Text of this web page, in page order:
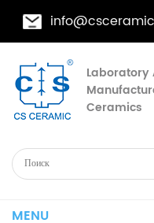
Laboratory
Ceramics
MENU